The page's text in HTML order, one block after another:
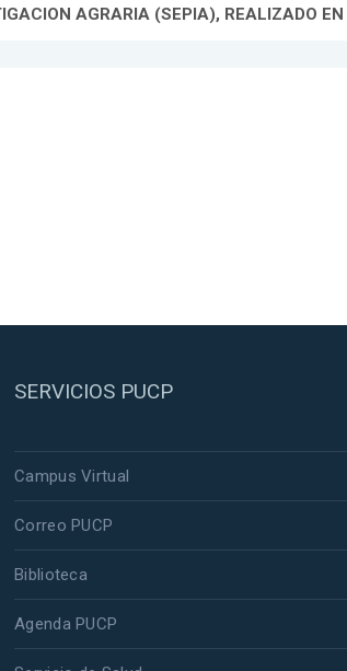
AGRARIA (SEPIA), REALIZADO
SERVICIOS PUCP
Campus Virtual
Correo PUCP
Biblioteca
Agenda PUCP